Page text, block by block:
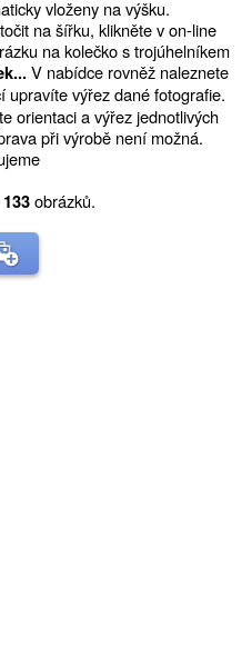
vloženy na výšku.
na šířku, klikněte v on-line
na kolečko s trojúhelníkem
V nabídce rovněž naleznete
upravíte výřez dané fotografie.
orientaci a výřez jednotlivých
při výrobě není možná.
obrázků.